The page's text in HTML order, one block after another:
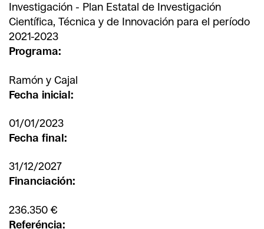
Investigación - Plan Estatal de Investigación
Científica, Técnica y de Innovación para el período
2021-2023
Programa:
Ramón y Cajal
Fecha inicial:
01/01/2023
Fecha final:
31/12/2027
Financiación:
236.350 €
Referéncia: